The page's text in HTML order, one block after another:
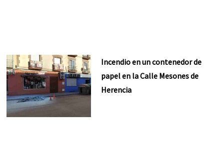
Incendio en un contenedor de
papel en la Calle Mesones de
Herencia